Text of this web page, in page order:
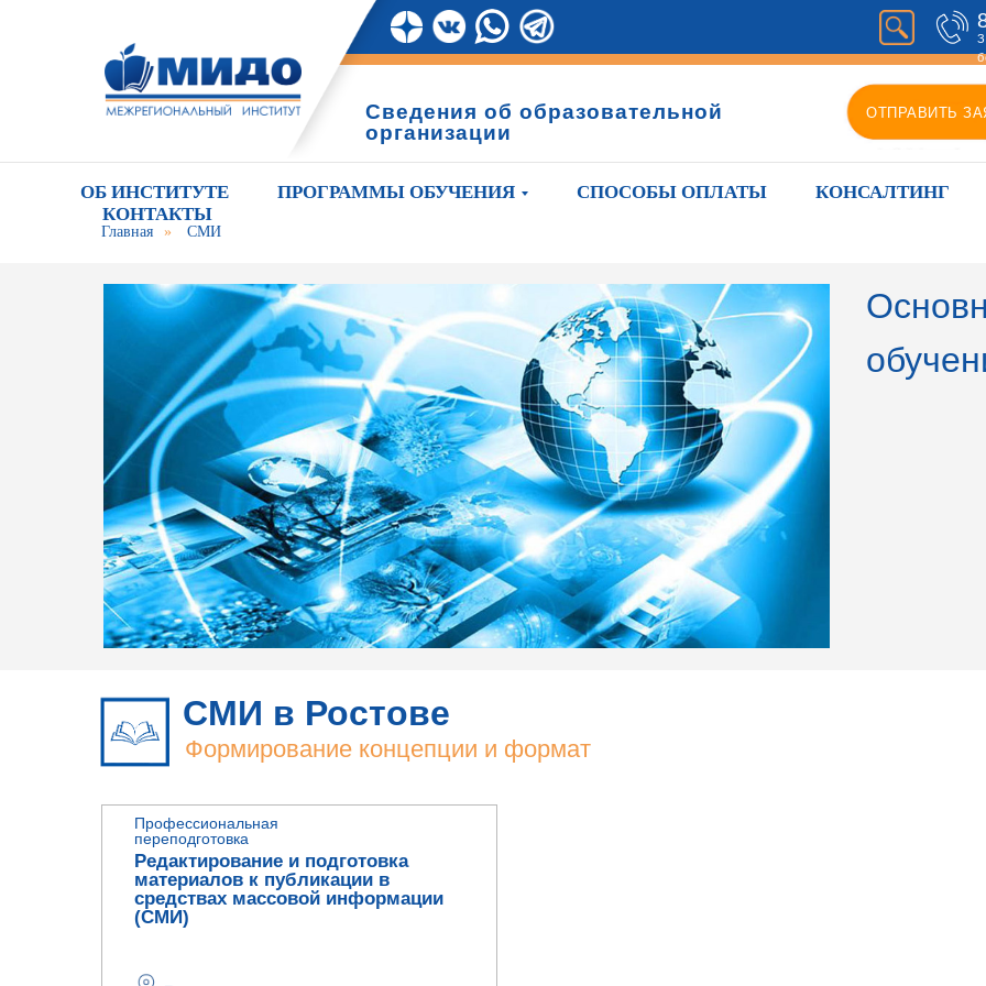
ОТПРАВИТЬ
Сведения об образовательной
организации
ОБ ИНСТИТУТЕ ПРОГРАММЫ ОБУЧЕНИЯ СПОСОБЫ ОПЛАТЫ
КОНСАЛТИНГ
КОНТАКТЫ
Главная » СМИ
СМИ в Ростове
Формирование концепции и формат
Редактирование и подготовка
материалов к публикации в
средствах массовой информации
(СМИ)
Профессиональная
переподготовка